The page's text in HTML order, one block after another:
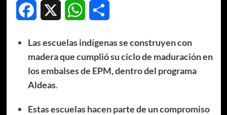
Facebook WhatsApp
Las escuelas indígenas se construyen con
madera que cumplió su ciclo de maduración en
los embalses de EPM, dentro del programa
Aldeas.
Estas escuelas hacen parte de un compromiso